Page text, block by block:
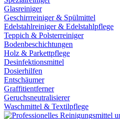
Glasreiniger
Geschirrreiniger & Spülmittel
Edelstahlreiniger & Edelstahlpflege
Teppich & Polsterreiniger
Bodenbeschichtungen
Holz & Parkettpflege
Desinfektionsmittel
Dosierhilfen
Entschäumer
Graffitientferner
Geruchsneutralisierer
Waschmittel & Textilpflege